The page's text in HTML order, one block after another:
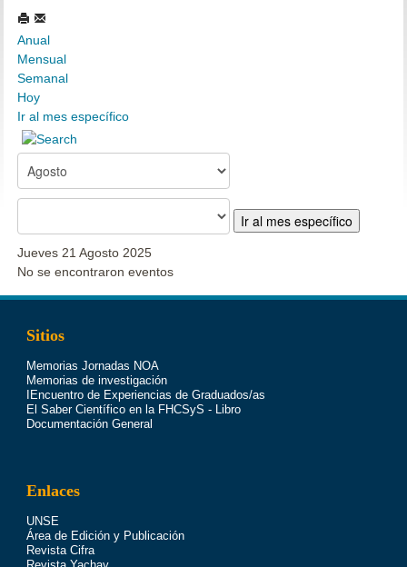
Anual
Mensual
Semanal
Hoy
Ir al mes específico
Ir al mes específico
Jueves 21 Agosto 2025
No se encontraron eventos
Sitios
Memorias Jornadas NOA
Memorias de investigación
IEncuentro de Experiencias de Graduados/as
El Saber Científico en la FHCSyS - Libro
Documentación General
Enlaces
UNSE
Área de Edición y Publicación
Revista Cifra